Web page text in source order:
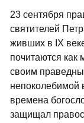
23 сентября
святителей
живших в IX
почитаются
своим
непоколебимой
времена
защищал